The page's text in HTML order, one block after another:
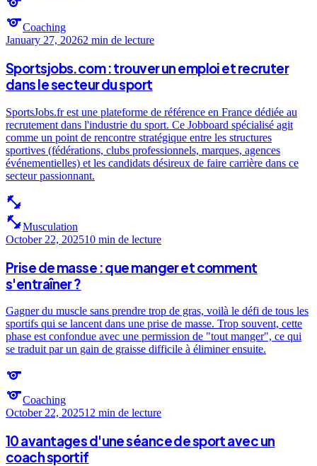
sportsCoaching
January 27, 20262 min de lecture
Sportsjobs.com : trouver un emploi et recruter
dans le secteur du sport
SportsJobs.fr est une plateforme de référence en France dédiée au
recrutement dans l'industrie du sport. Ce Jobboard spécialisé agit
comme un point de rencontre stratégique entre les structures
sportives (fédérations, clubs professionnels, marques, agences
événementielles) et les candidats désireux de faire carrière dans ce
secteur passionnant.
fitness_center
fitness_centerMusculation
October 22, 202510 min de lecture
Prise de masse : que manger et comment
s'entraîner ?
Gagner du muscle sans prendre trop de gras, voilà le défi de tous les
sportifs qui se lancent dans une prise de masse. Trop souvent, cette
phase est confondue avec une permission de "tout manger", ce qui
se traduit par un gain de graisse difficile à éliminer ensuite.
sports
sportsCoaching
October 22, 202512 min de lecture
10 avantages d'une séance de sport avec un
coach sportif